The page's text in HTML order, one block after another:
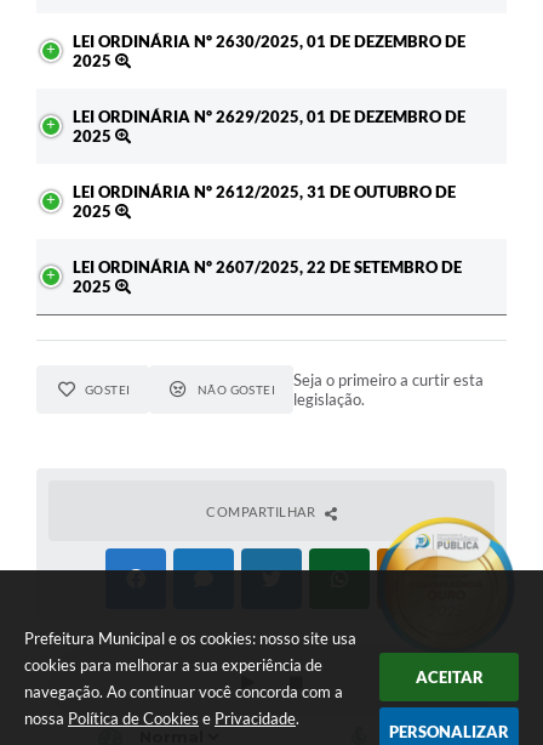
Prefeitura Municipal e os cookies: nosso site usa
cookies para melhorar a sua experiência de
navegação. Ao continuar você concorda com a
nossa Política de Cookies e Privacidade.
ACEITAR
PERSONALIZAR
LEI ORDINÁRIA Nº 2630/2025, 01 DE DEZEMBRO DE
2025
LEI ORDINÁRIA Nº 2629/2025, 01 DE DEZEMBRO DE
2025
LEI ORDINÁRIA Nº 2612/2025, 31 DE OUTUBRO DE
2025
LEI ORDINÁRIA Nº 2607/2025, 22 DE SETEMBRO DE
2025
GOSTEI NÃO GOSTEI
Seja o primeiro a curtir esta
legislação.
COMPARTILHAR